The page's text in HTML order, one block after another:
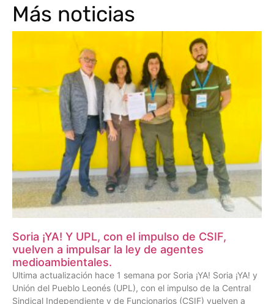
Más noticias
Soria ¡YA! Y UPL, con el impulso de CSIF,
vuelven a impulsar la ley de agentes
medioambientales.
Ultima actualización hace 1 semana por Soria ¡YA! Soria ¡YA! y
Unión del Pueblo Leonés (UPL), con el impulso de la Central
Sindical Independiente y de Funcionarios (CSIF) vuelven a